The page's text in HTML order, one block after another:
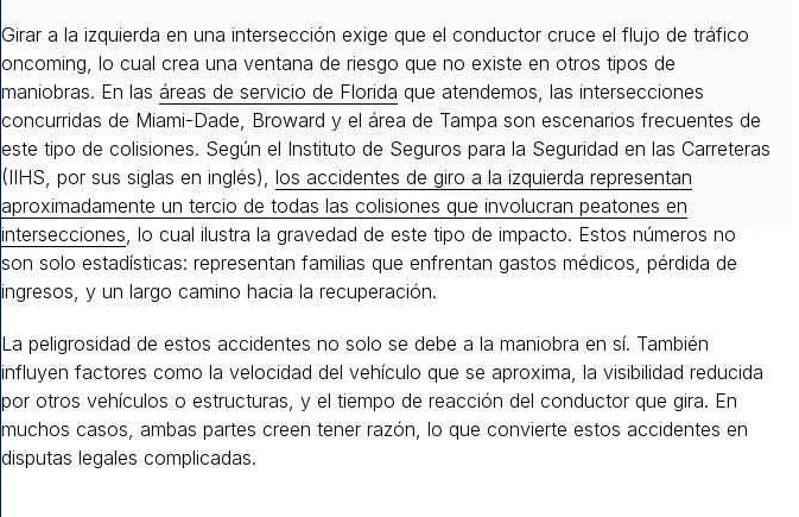
Girar a la izquierda en una intersección exige que el conductor cruce el flujo de tráfico
oncoming, lo cual crea una ventana de riesgo que no existe en otros tipos de
maniobras. En las áreas de servicio de Florida que atendemos, las intersecciones
concurridas de Miami-Dade, Broward y el área de Tampa son escenarios frecuentes de
este tipo de colisiones. Según el Instituto de Seguros para la Seguridad en las Carreteras
(IIHS, por sus siglas en inglés), los accidentes de giro a la izquierda representan
aproximadamente un tercio de todas las colisiones que involucran peatones en
intersecciones, lo cual ilustra la gravedad de este tipo de impacto. Estos números no
son solo estadísticas: representan familias que enfrentan gastos médicos, pérdida de
ingresos, y un largo camino hacia la recuperación.
La peligrosidad de estos accidentes no solo se debe a la maniobra en sí. También
influyen factores como la velocidad del vehículo que se aproxima, la visibilidad reducida
por otros vehículos o estructuras, y el tiempo de reacción del conductor que gira. En
muchos casos, ambas partes creen tener razón, lo que convierte estos accidentes en
disputas legales complicadas.